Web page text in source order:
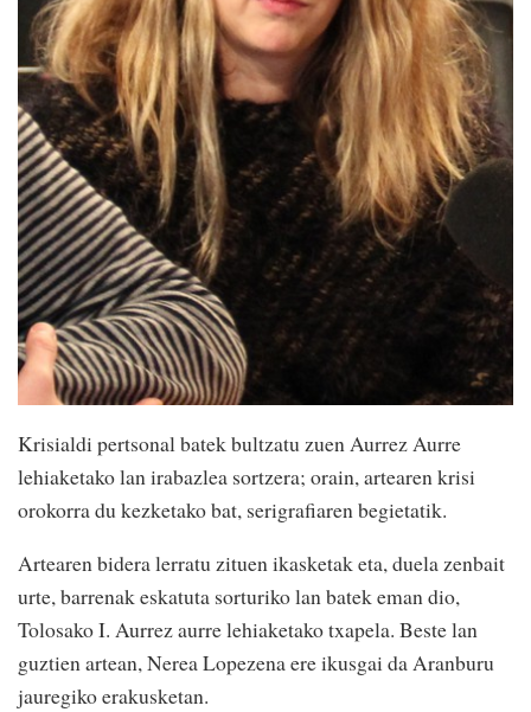
Krisialdi pertsonal batek bultzatu zuen Aurrez Aurre
lehiaketako lan irabazlea sortzera; orain, artearen krisi
orokorra du kezketako bat, serigrafiaren begietatik.
Artearen bidera lerratu zituen ikasketak eta, duela zenbait
urte, barrenak eskatuta sorturiko lan batek eman dio,
Tolosako I. Aurrez aurre lehiaketako txapela. Beste lan
guztien artean, Nerea Lopezena ere ikusgai da Aranburu
jauregiko erakusketan.